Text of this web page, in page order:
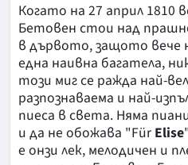
Когато на 27 април 1810
Бетовен стои над
в дървото, защото вече
една наивна багатела,
този миг се ражда най-
разпознаваема и най-
пиеса в света. Няма
и да не обожава "Für Elise
е онзи лек, мелодичен и